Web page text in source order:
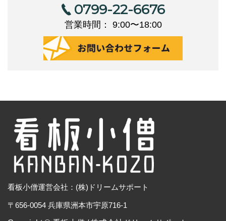
0799-22-6676
営業時間： 9:00〜18:00
看板小僧運営会社：(株)ドリームサポート
〒656-0054 兵庫県洲本市宇原716-1